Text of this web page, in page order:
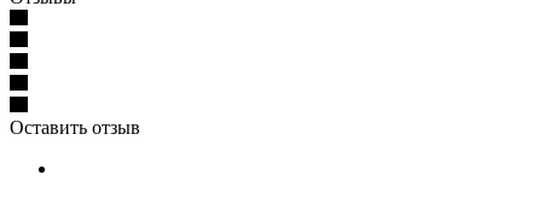
Оставить отзыв